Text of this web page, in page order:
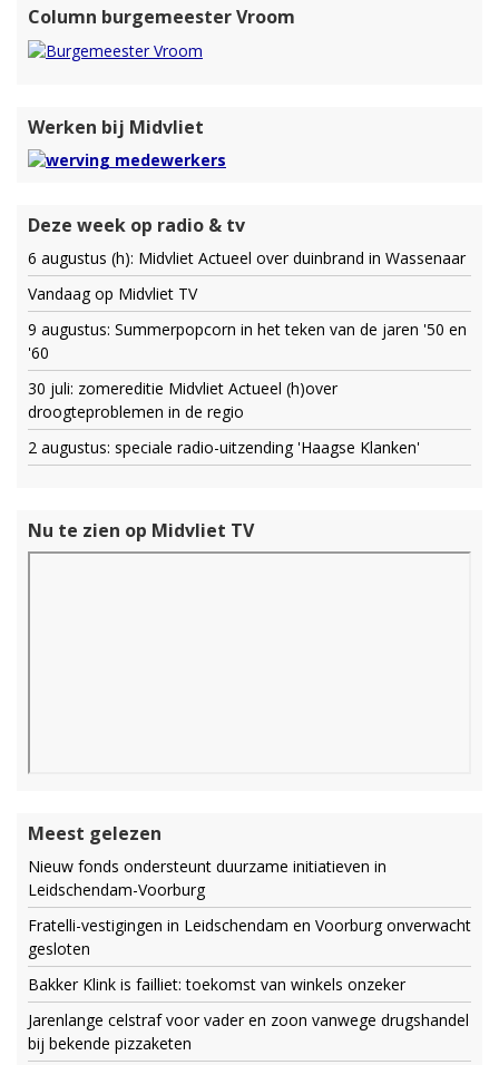
Column burgemeester Vroom
Werken bij Midvliet
Deze week op radio & tv
6 augustus (h): Midvliet Actueel over duinbrand in Wassenaar
Vandaag op Midvliet TV
9 augustus: Summerpopcorn in het teken van de jaren '50 en
'60
30 juli: zomereditie Midvliet Actueel (h)over
droogteproblemen in de regio
2 augustus: speciale radio-uitzending 'Haagse Klanken'
Nu te zien op Midvliet TV
Meest gelezen
Nieuw fonds ondersteunt duurzame initiatieven in
Leidschendam-Voorburg
Fratelli-vestigingen in Leidschendam en Voorburg onverwacht
gesloten
Bakker Klink is failliet: toekomst van winkels onzeker
Jarenlange celstraf voor vader en zoon vanwege drugshandel
bij bekende pizzaketen